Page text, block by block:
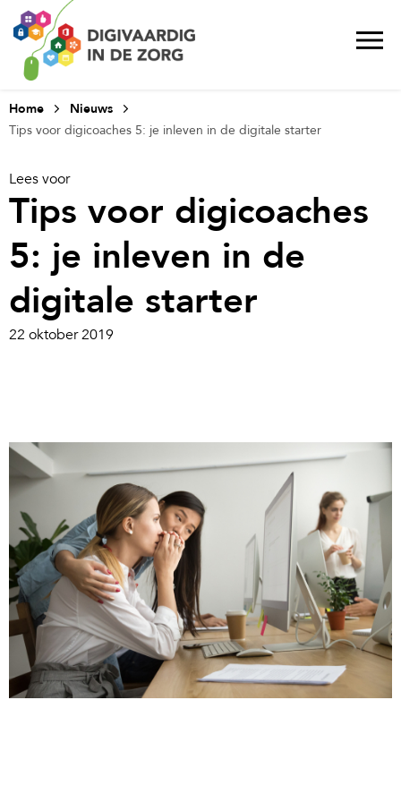
Home
Nieuws
Tips voor digicoaches 5: je inleven in de digitale starter
Lees voor
Tips voor digicoaches
5: je inleven in de
digitale starter
22 oktober 2019